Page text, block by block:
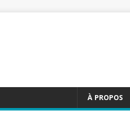
À PROPOS